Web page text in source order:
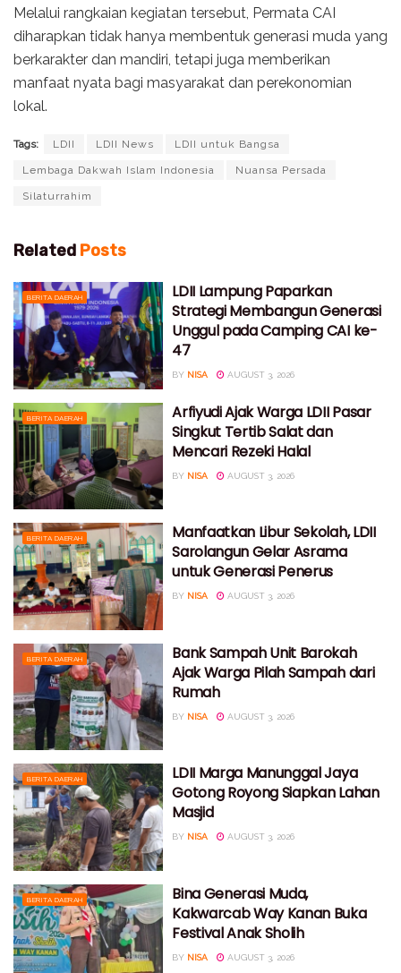
Melalui rangkaian kegiatan tersebut, Permata CAI
diharapkan tidak hanya membentuk generasi muda yang
berkarakter dan mandiri, tetapi juga memberikan
manfaat nyata bagi masyarakat dan perekonomian
lokal.
Tags: LDII LDII News LDII untuk Bangsa
Lembaga Dakwah Islam Indonesia Nuansa Persada
Silaturrahim
Related Posts
BERITA DAERAH
LDII Lampung Paparkan
Strategi Membangun Generasi
Unggul pada Camping CAI ke-
47
BY NISA AUGUST 3, 2026
BERITA DAERAH
Arfiyudi Ajak Warga LDII Pasar
Singkut Tertib Salat dan
Mencari Rezeki Halal
BY NISA AUGUST 3, 2026
BERITA DAERAH
Manfaatkan Libur Sekolah, LDII
Sarolangun Gelar Asrama
untuk Generasi Penerus
BY NISA AUGUST 3, 2026
BERITA DAERAH
Bank Sampah Unit Barokah
Ajak Warga Pilah Sampah dari
Rumah
BY NISA AUGUST 3, 2026
BERITA DAERAH
LDII Marga Manunggal Jaya
Gotong Royong Siapkan Lahan
Masjid
BY NISA AUGUST 3, 2026
BERITA DAERAH
Bina Generasi Muda,
Kakwarcab Way Kanan Buka
Festival Anak Sholih
BY NISA AUGUST 3, 2026